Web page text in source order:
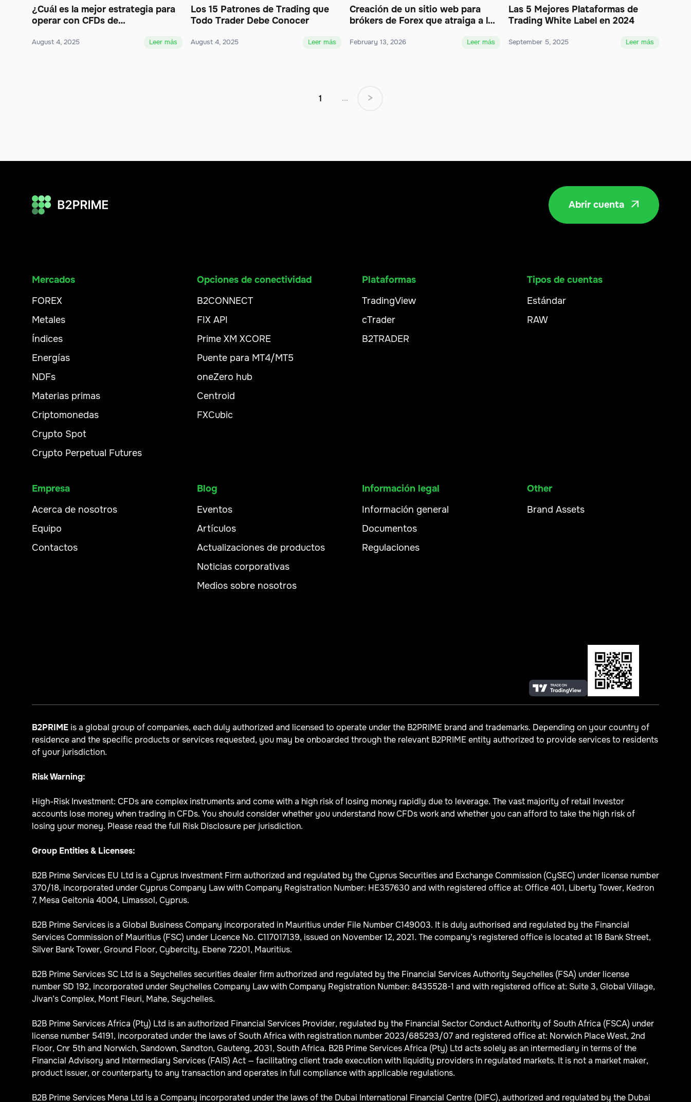
¿Cuál es la mejor estrategia para
operar con CFDs de
August 4, 2025 Leer más
Los 15 Patrones de Trading que
Todo Trader Debe Conocer
August 4, 2025 Leer más
Creación de un sitio web para
brókers de Forex que atraiga a los
February 13, 2026 Leer más
Las 5 Mejores Plataformas de
Trading White Label en 2024
September 5, 2025 Leer más
1 ... >
Abrir cuenta 
Mercados
FOREX
Metales
Índices
Energías
NDFs
Materias primas
Criptomonedas
Crypto Spot
Crypto Perpetual Futures
Opciones de conectividad
B2CONNECT
FIX API
Prime XM XCORE
Puente para MT4/MT5
oneZero hub
Centroid
FXCubic
Plataformas
TradingView
cTrader
B2TRADER
Tipos de cuentas
Estándar
RAW
Empresa
Acerca de nosotros
Equipo
Contactos
Blog
Eventos
Artículos
Actualizaciones de productos
Noticias corporativas
Medios sobre nosotros
Información legal
Información general
Documentos
Regulaciones
Other
Brand Assets
B2PRIME is a global group of companies, each duly authorized and licensed to operate under the B2PRIME brand and trademarks. Depending on your country of
residence and the specific products or services requested, you may be onboarded through the relevant B2PRIME entity authorized to provide services to residents
of your jurisdiction.
Risk Warning:
High-Risk Investment: CFDs are complex instruments and come with a high risk of losing money rapidly due to leverage. The vast majority of retail Investor
accounts lose money when trading in CFDs. You should consider whether you understand how CFDs work and whether you can afford to take the high risk of
losing your money. Please read the full Risk Disclosure per jurisdiction.
Group Entities & Licenses:
B2B Prime Services EU Ltd is a Cyprus Investment Firm authorized and regulated by the Cyprus Securities and Exchange Commission (CySEC) under license number
370/18, incorporated under Cyprus Company Law with Company Registration Number: HE357630 and with registered office at: Office 401, Liberty Tower, Kedron
7, Mesa Geitonia 4004, Limassol, Cyprus.
B2B Prime Services is a Global Business Company incorporated in Mauritius under File Number C149003. It is duly authorised and regulated by the Financial
Services Commission of Mauritius (FSC) under Licence No. C117017139, issued on November 12, 2021. The company’s registered office is located at 18 Bank Street,
Silver Bank Tower, Ground Floor, Cybercity, Ebene 72201, Mauritius.
B2B Prime Services SC Ltd is a Seychelles securities dealer firm authorized and regulated by the Financial Services Authority Seychelles (FSA) under license
number SD 192, incorporated under Seychelles Company Law with Company Registration Number: 8435528-1 and with registered office at: Suite 3, Global Village,
Jivan’s Complex, Mont Fleuri, Mahe, Seychelles.
B2B Prime Services Africa (Pty) Ltd is an authorized Financial Services Provider, regulated by the Financial Sector Conduct Authority of South Africa (FSCA) under
license number 54191, incorporated under the laws of South Africa with registration number 2023/685293/07 and registered office at: Norwich Place West, 2nd
Floor, Cnr 5th and Norwich, Sandown, Sandton, Gauteng, 2031, South Africa. B2B Prime Services Africa (Pty) Ltd acts solely as an intermediary in terms of the
Financial Advisory and Intermediary Services (FAIS) Act — facilitating client trade execution with liquidity providers in regulated markets. It is not a market maker,
product issuer, or counterparty to any transaction and operates in full compliance with applicable regulations.
B2B Prime Services Mena Ltd is a Company incorporated under the laws of the Dubai International Financial Centre (DIFC), authorized and regulated by the Dubai